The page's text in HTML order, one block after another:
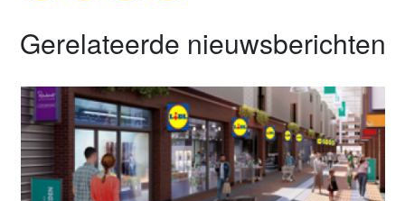
Gerelateerde nieuwsberichten